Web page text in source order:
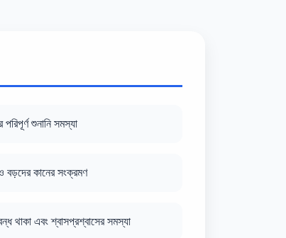
পরিপূর্ণ শুনানি সমস্যা
বড়দের কানের সংক্রমণ
থাকা এবং শ্বাসপ্রশ্বাসের সমস্যা